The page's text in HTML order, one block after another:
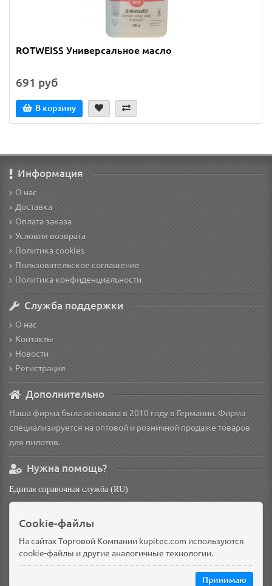
ROTWEISS Универсальное масло
691 руб
В корзину
Информация
О нас
Доставка
Оплата заказа
Условия возврата
Политика cookies
Пользовательское соглашение
Политика конфиденциальности
Служба поддержки
О нас
Контакты
Новости
Регистрация
Дополнительно
Наша фирма была основана в 2010 году в Германии. Фирма
специализируется на оптовой и розничной продаже товаров
для пилотов.
Нужна помощь?
Единая справочная служба (RU)
non
Основной склад: Германия, Берлин
Доп. склад: Россия, Омск
Cookie-файлы
На сайтах Торговой Компании kupitec.com используются
cookie-файлы и другие аналогичные технологии.
Принимаю